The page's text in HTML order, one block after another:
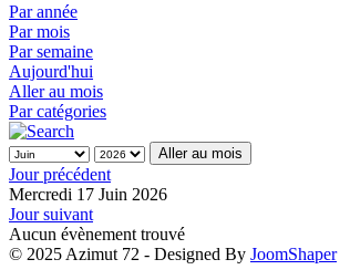
Par année
Par mois
Par semaine
Aujourd'hui
Aller au mois
Par catégories
Aller au mois
Jour précédent
Mercredi 17 Juin 2026
Jour suivant
Aucun évènement trouvé
© 2025 Azimut 72 - Designed By JoomShaper